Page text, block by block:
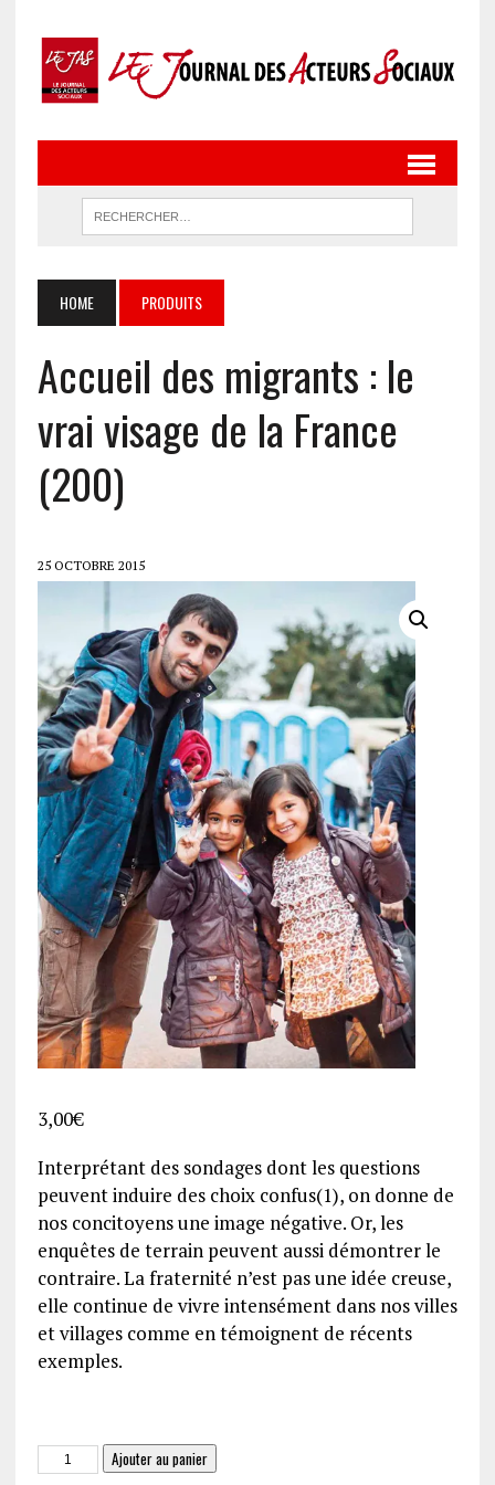
HOME PRODUITS
Accueil des migrants : le
vrai visage de la France
(200)
25 OCTOBRE 2015
3,00€
Interprétant des sondages dont les questions
peuvent induire des choix confus(1), on donne de
nos concitoyens une image négative. Or, les
enquêtes de terrain peuvent aussi démontrer le
contraire. La fraternité n’est pas une idée creuse,
elle continue de vivre intensément dans nos villes
et villages comme en témoignent de récents
exemples.
quantité Ajouter au panier